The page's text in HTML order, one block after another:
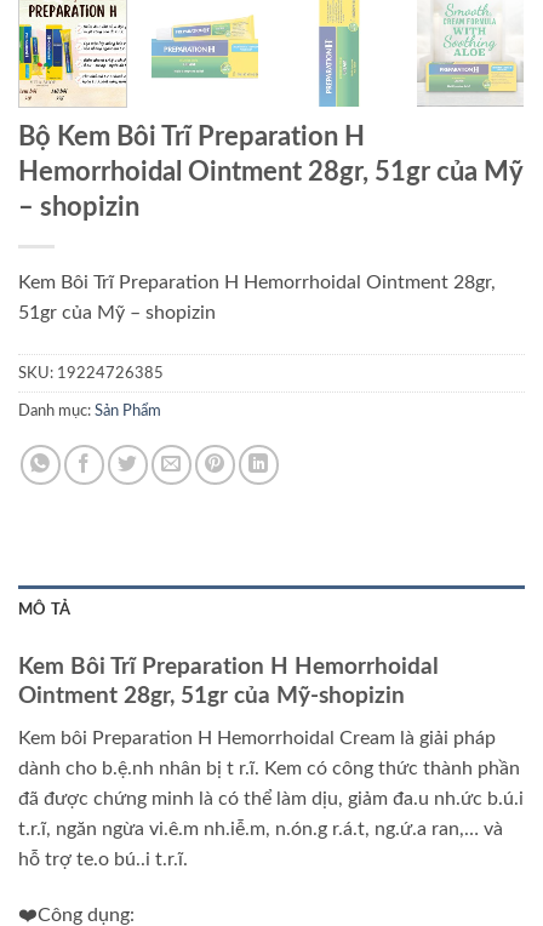
Bộ Kem Bôi Trĩ Preparation H
Hemorrhoidal Ointment 28gr, 51gr của Mỹ
– shopizin
Kem Bôi Trĩ Preparation H Hemorrhoidal Ointment 28gr,
51gr của Mỹ – shopizin
SKU: 19224726385
Danh mục: Sản Phẩm
MÔ TẢ
Kem Bôi Trĩ Preparation H Hemorrhoidal
Ointment 28gr, 51gr của Mỹ-shopizin
Kem bôi Preparation H Hemorrhoidal Cream là giải pháp
dành cho b.ệ.nh nhân bị t r.ĩ. Kem có công thức thành phần
đã được chứng minh là có thể làm dịu, giảm đa.u nh.ức b.ú.i
t.r.ĩ, ngăn ngừa vi.ê.m nh.iễ.m, n.ón.g r.á.t, ng.ứ.a ran,… và
hỗ trợ te.o bú..i t.r.ĩ.
❤️Công dụng: